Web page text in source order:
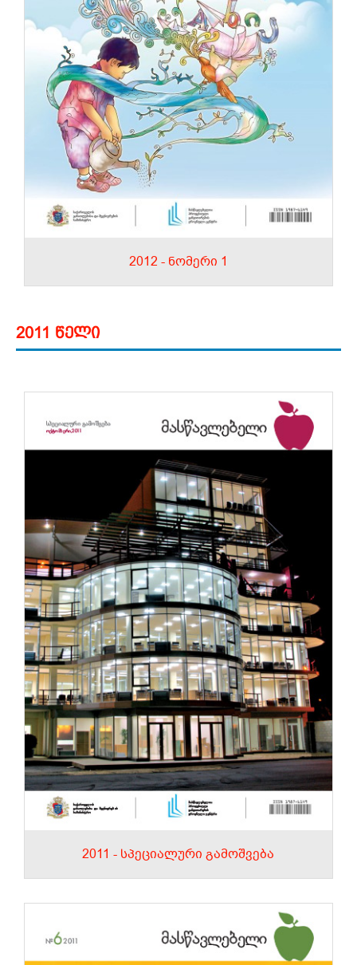
2012 - ნომერი 1
2011 წელი
2011 - სპეციალური გამოშვება